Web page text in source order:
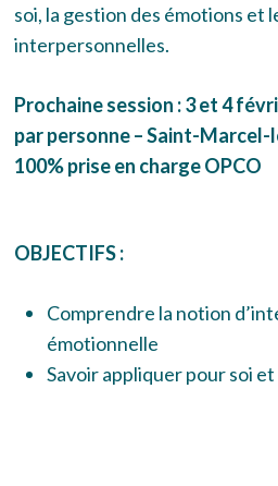
soi, la gestion des émotions et
interpersonnelles.
Prochaine session : 3 et 4
par personne – Saint-Marcel-
100% prise en charge OPCO
OBJECTIFS :
Comprendre la notion
émotionnelle
Savoir appliquer pour soi